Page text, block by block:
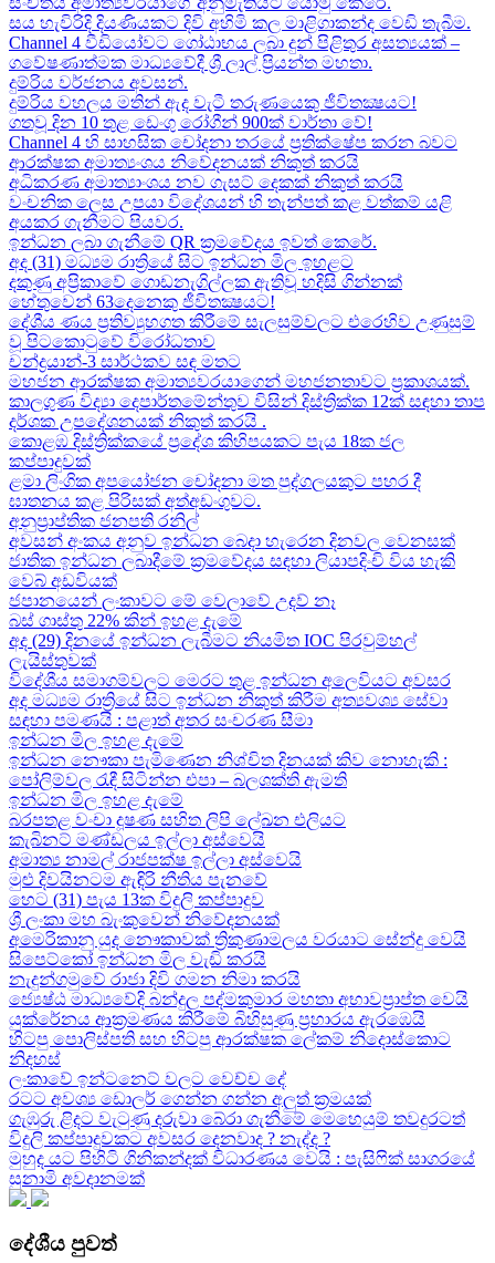
සය හැවිරිදි දියණියකට දිවි අහිමි කල මාළිගාකන්ද වෙඩි තැබීම​.
Channel 4 වීඩියෝවට ගෝඨාභය ලබා දුන් පිළිතුර අසත්‍යයක් –
ගවේෂණාත්මක මාධ්‍යවේදී ශ්‍රී ලාල් ප්‍රියන්ත මහතා.
දුම්රිය වර්ජනය අවසන්.
දුම්රිය වහලය මතින් ඇද​ වැටී තරුණයෙකු ජීවිතක්‍ෂයට​!
ගතවූ දින 10 තුළ ඩෙංගු රෝගීන් 900ක් වාර්තා වේ!
Channel 4 හි සාහසික චෝදනා තරයේ ප්‍රතික්ෂේප කරන බවට
ආරක්ෂක අමාත්‍යංශය නිවේදනයක් නිකුත් කරයි
අධිකරණ අමාත්‍යාංශය නව ගැසට් දෙකක් නිකුත් කරයි
වංචනික ලෙස උපයා විදේශයන් හි තැන්පත් කළ​ වත්කම් යළි
අයකර ගැනීමට පියවර​.
ඉන්ධන ලබා ගැනීමේ QR ක්‍රමවේදය ඉවත් කෙරේ.
අද (31) මධ්‍යම රාත්‍රියේ සිට ඉන්ධන මිල ඉහළට
දකුණු අප්‍රිකාවේ ගොඩනැගිල්ලක ඇතිවූ හදිසි ගින්නක්
හේතුවෙන් 63දෙනෙකු ජීවිතක්‍ෂයට​!
දේශීය​ ණය ප්‍රතිව්‍යුහගත කිරීමේ සැලසුම්වලට එරෙහිව උණුසුම්
වූ පිටකොටුවේ විරෝධතාව
චන්ද්‍රයාන්-3 සාර්ථකව සඳ මතට​
මහජන ආරක්ෂක අමාත්‍යවරයාගෙන් මහජනතාවට ප්‍රකාශයක්.
කාලගුණ විද්‍යා දෙපාර්තමේන්තුව විසින් දිස්ත්‍රික්ක 12ක් සඳහා තාප
දර්ශක උපදේශනයක් නිකුත් කරයි .
කොළඹ දිස්ත්‍රික්කයේ ප්‍රදේශ කිහිපයකට පැය 18ක ජල
කප්පාදුවක්
ළමා ලිංගික අපයෝජන චෝදනා මත පුද්ගලයකුට පහර දී
ඝාතනය කළ පිරිසක් අත්අඩංගුවට.
අනුප්‍රාප්තික ජනපති රනිල්
අවසන් අංකය අනුව ඉන්ධන බෙදා හැරෙන දිනවල වෙනසක්
ජාතික ඉන්ධන ලබාදීමේ ක්‍රමවේදය සඳහා ලියාපදිංචි විය හැකි
වෙබ් අඩවියක්
ජපානයෙන් ලංකාවට මේ වෙලාවේ උදව් නෑ
බස් ගාස්තු 22% කින් ඉහළ දැමේ
අද (29) දිනයේ ඉන්ධන ලැබීමට නියමිත IOC පිරවුම්හල්
ලැයිස්තුවක්
විදේශීය සමාගම්වලට මෙරට තුළ ඉන්ධන අලෙවියට අවසර
අද මධ්‍යම රාත්‍රියේ සිට ඉන්ධන නිකුත් කිරීම අත්‍යවශ්‍ය සේවා
සඳහා පමණයි : පළාත් අතර සංචරණ සීමා
ඉන්ධන මිල ඉහළ දැමේ
ඉන්ධන නෞකා පැමිණෙන නිශ්චිත දිනයක් කිව නොහැකි :
පෝලිම්වල රැඳී සිටින්න එපා – බලශක්ති ඇමති
ඉන්ධන මිල ඉහළ දැමේ
බරපතළ වංචා දූෂණ සහිත ලිපි ලේඛන එලියට
කැබිනට් මණ්ඩලය ඉල්ලා අස්වෙයි
අමාත්‍ය නාමල් රාජපක්ෂ ඉල්ලා අස්වෙයි
මුළු දිවයිනටම ඇඳිරි නීතිය පැනවේ
හෙට (31) පැය 13ක විදුලි කප්පාදුව
ශ්‍රී ලංකා මහ බැංකුවෙන් නිවේදනයක්
අමෙරිකානු යුද නෞකාවක් ත්‍රිකුණාමලය වරයාට සේන්දු වෙයි
සිපෙට්කෝ ඉන්ධන මිල වැඩි කරයි
නැදුන්ගමුවේ රාජා දිවි ගමන නිමා කරයි
ජ්‍යෙෂ්ඨ මාධ්‍යවේදි බන්දුල පද්මකුමාර මහතා අභාවප්‍රාප්ත වෙයි
යුක්රේනය ආක්‍රමණය කිරීමේ බිහිසුණු ප්‍රහාරය ඇරඹෙයි
හිටපු පොලිස්පති සහ හිටපු ආරක්ෂක ලේකම් නිදොස්කොට
නිදහස්
ලංකාවේ ඉන්ටනෙට් වලට වෙච්ච දේ
රටට අවශ්‍ය ඩොලර් ගෙන්න ගන්න අලුත් ක්‍රමයක්
ගැඹුරු ළිදට වැටුණු දරුවා බේරා ගැනීමේ මෙහෙයුම් තවදුරටත්
විදුලි කප්පාදුවකට අවසර දෙනවාද ? නැද්ද ?
මුහුද යට පිහිටි ගිනිකන්දක් විධාරණය වෙයි : පැසිෆික් සාගරයේ
සුනාමි අවදානමක්
දේශීය පුවත්